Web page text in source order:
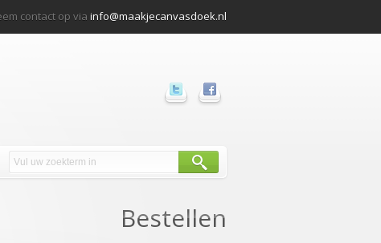
contact op via info@maakjecanvasdoek.nl
Bestellen